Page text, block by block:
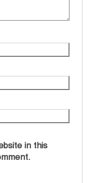
in this